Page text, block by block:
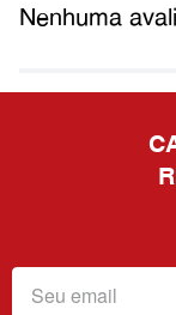
Nenhuma